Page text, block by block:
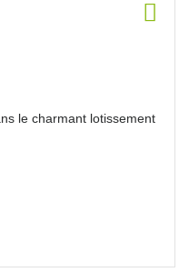
le charmant lotissement